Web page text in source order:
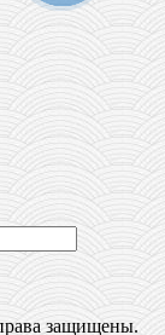
защищены.